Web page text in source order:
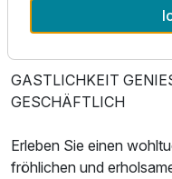
GASTLICHKEIT
GESCHÄFTLICH
Erleben Sie einen
fröhlichen und